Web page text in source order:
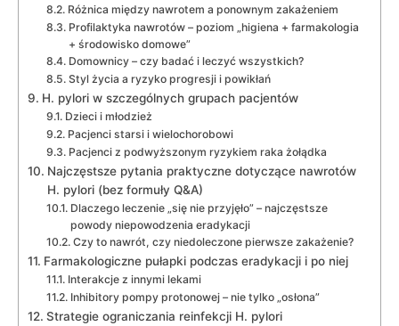
Różnica między nawrotem a ponownym zakażeniem
Profilaktyka nawrotów – poziom „higiena + farmakologia
+ środowisko domowe”
Domownicy – czy badać i leczyć wszystkich?
Styl życia a ryzyko progresji i powikłań
H. pylori w szczególnych grupach pacjentów
Dzieci i młodzież
Pacjenci starsi i wielochorobowi
Pacjenci z podwyższonym ryzykiem raka żołądka
Najczęstsze pytania praktyczne dotyczące nawrotów
H. pylori (bez formuły Q&A)
Dlaczego leczenie „się nie przyjęło” – najczęstsze
powody niepowodzenia eradykacji
Czy to nawrót, czy niedoleczone pierwsze zakażenie?
Farmakologiczne pułapki podczas eradykacji i po niej
Interakcje z innymi lekami
Inhibitory pompy protonowej – nie tylko „osłona”
Strategie ograniczania reinfekcji H. pylori